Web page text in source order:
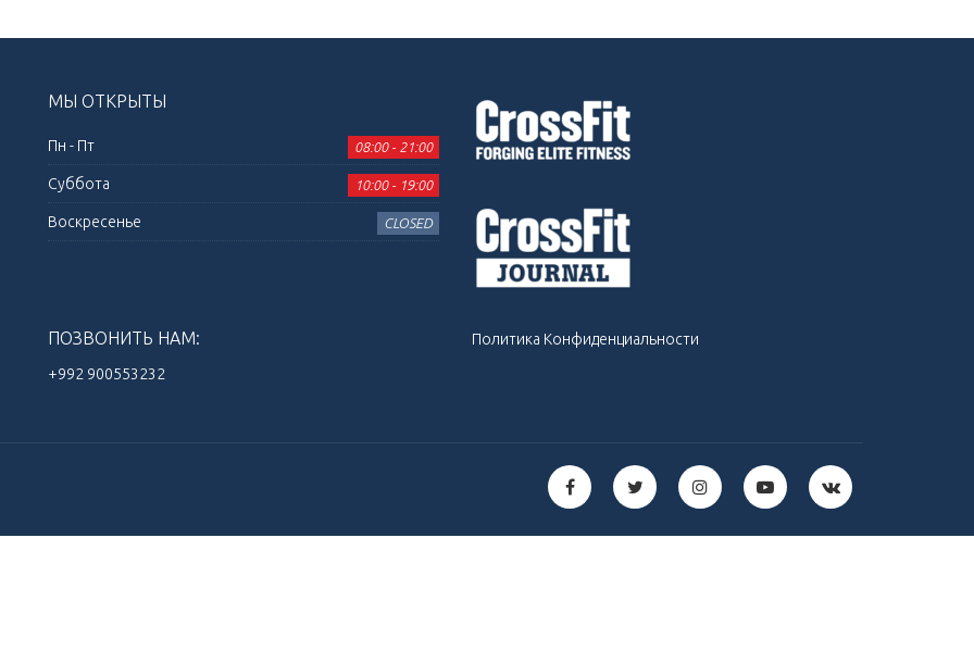
МЫ ОТКРЫТЫ
Пн - Пт 08:00 - 21:00
Суббота 10:00 - 19:00
Воскресенье CLOSED
ПОЗВОНИТЬ НАМ:
+992 900553232‬
Политика Конфиденциальности